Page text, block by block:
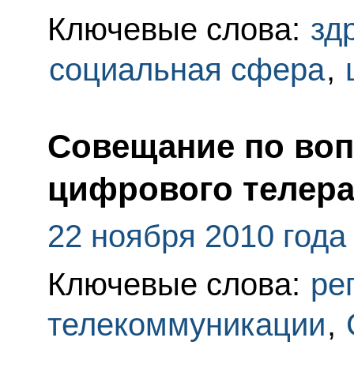
Ключевые слова:
социальная сфера,
Совещание по
цифрового
22 ноября 2010 года
Ключевые слова:
телекоммуникации,